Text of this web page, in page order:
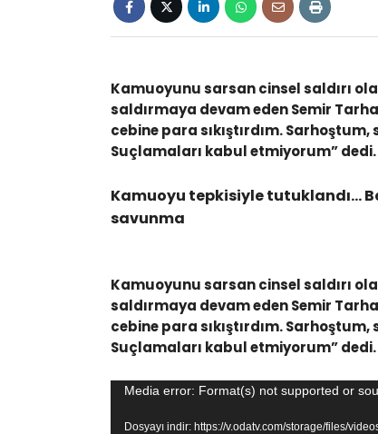
Kamuoyunu sarsan cinsel saldırı
saldırmaya devam eden Semir
cebine para sıkıştırdım.
Suçlamaları kabul etmiyorum” dedi.
Kamuoyu tepkisiyle tutuklandı…
savunma
Kamuoyunu sarsan cinsel saldırı
saldırmaya devam eden Semir
cebine para sıkıştırdım.
Suçlamaları kabul etmiyorum” dedi.
Video
oynatıcı
Media error: Format(s) not supported or
Dosyayı indir: https://v.odatv.com/storage/files/